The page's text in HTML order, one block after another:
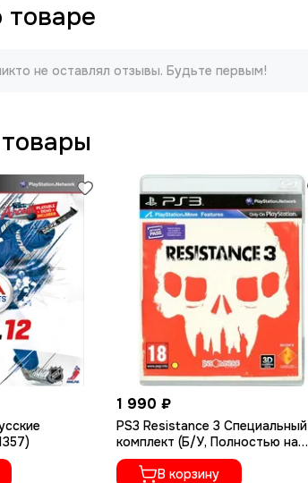
не оставлял отзывы. Будьте первым!
1 990 ₽
PS3 Resistance 3 Специальный
комплект (Б/У, Полностью на
русском языке, BCES-01118)
В корзину